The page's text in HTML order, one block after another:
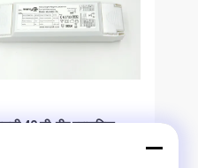
40 सी-पीए प्राकृतिक